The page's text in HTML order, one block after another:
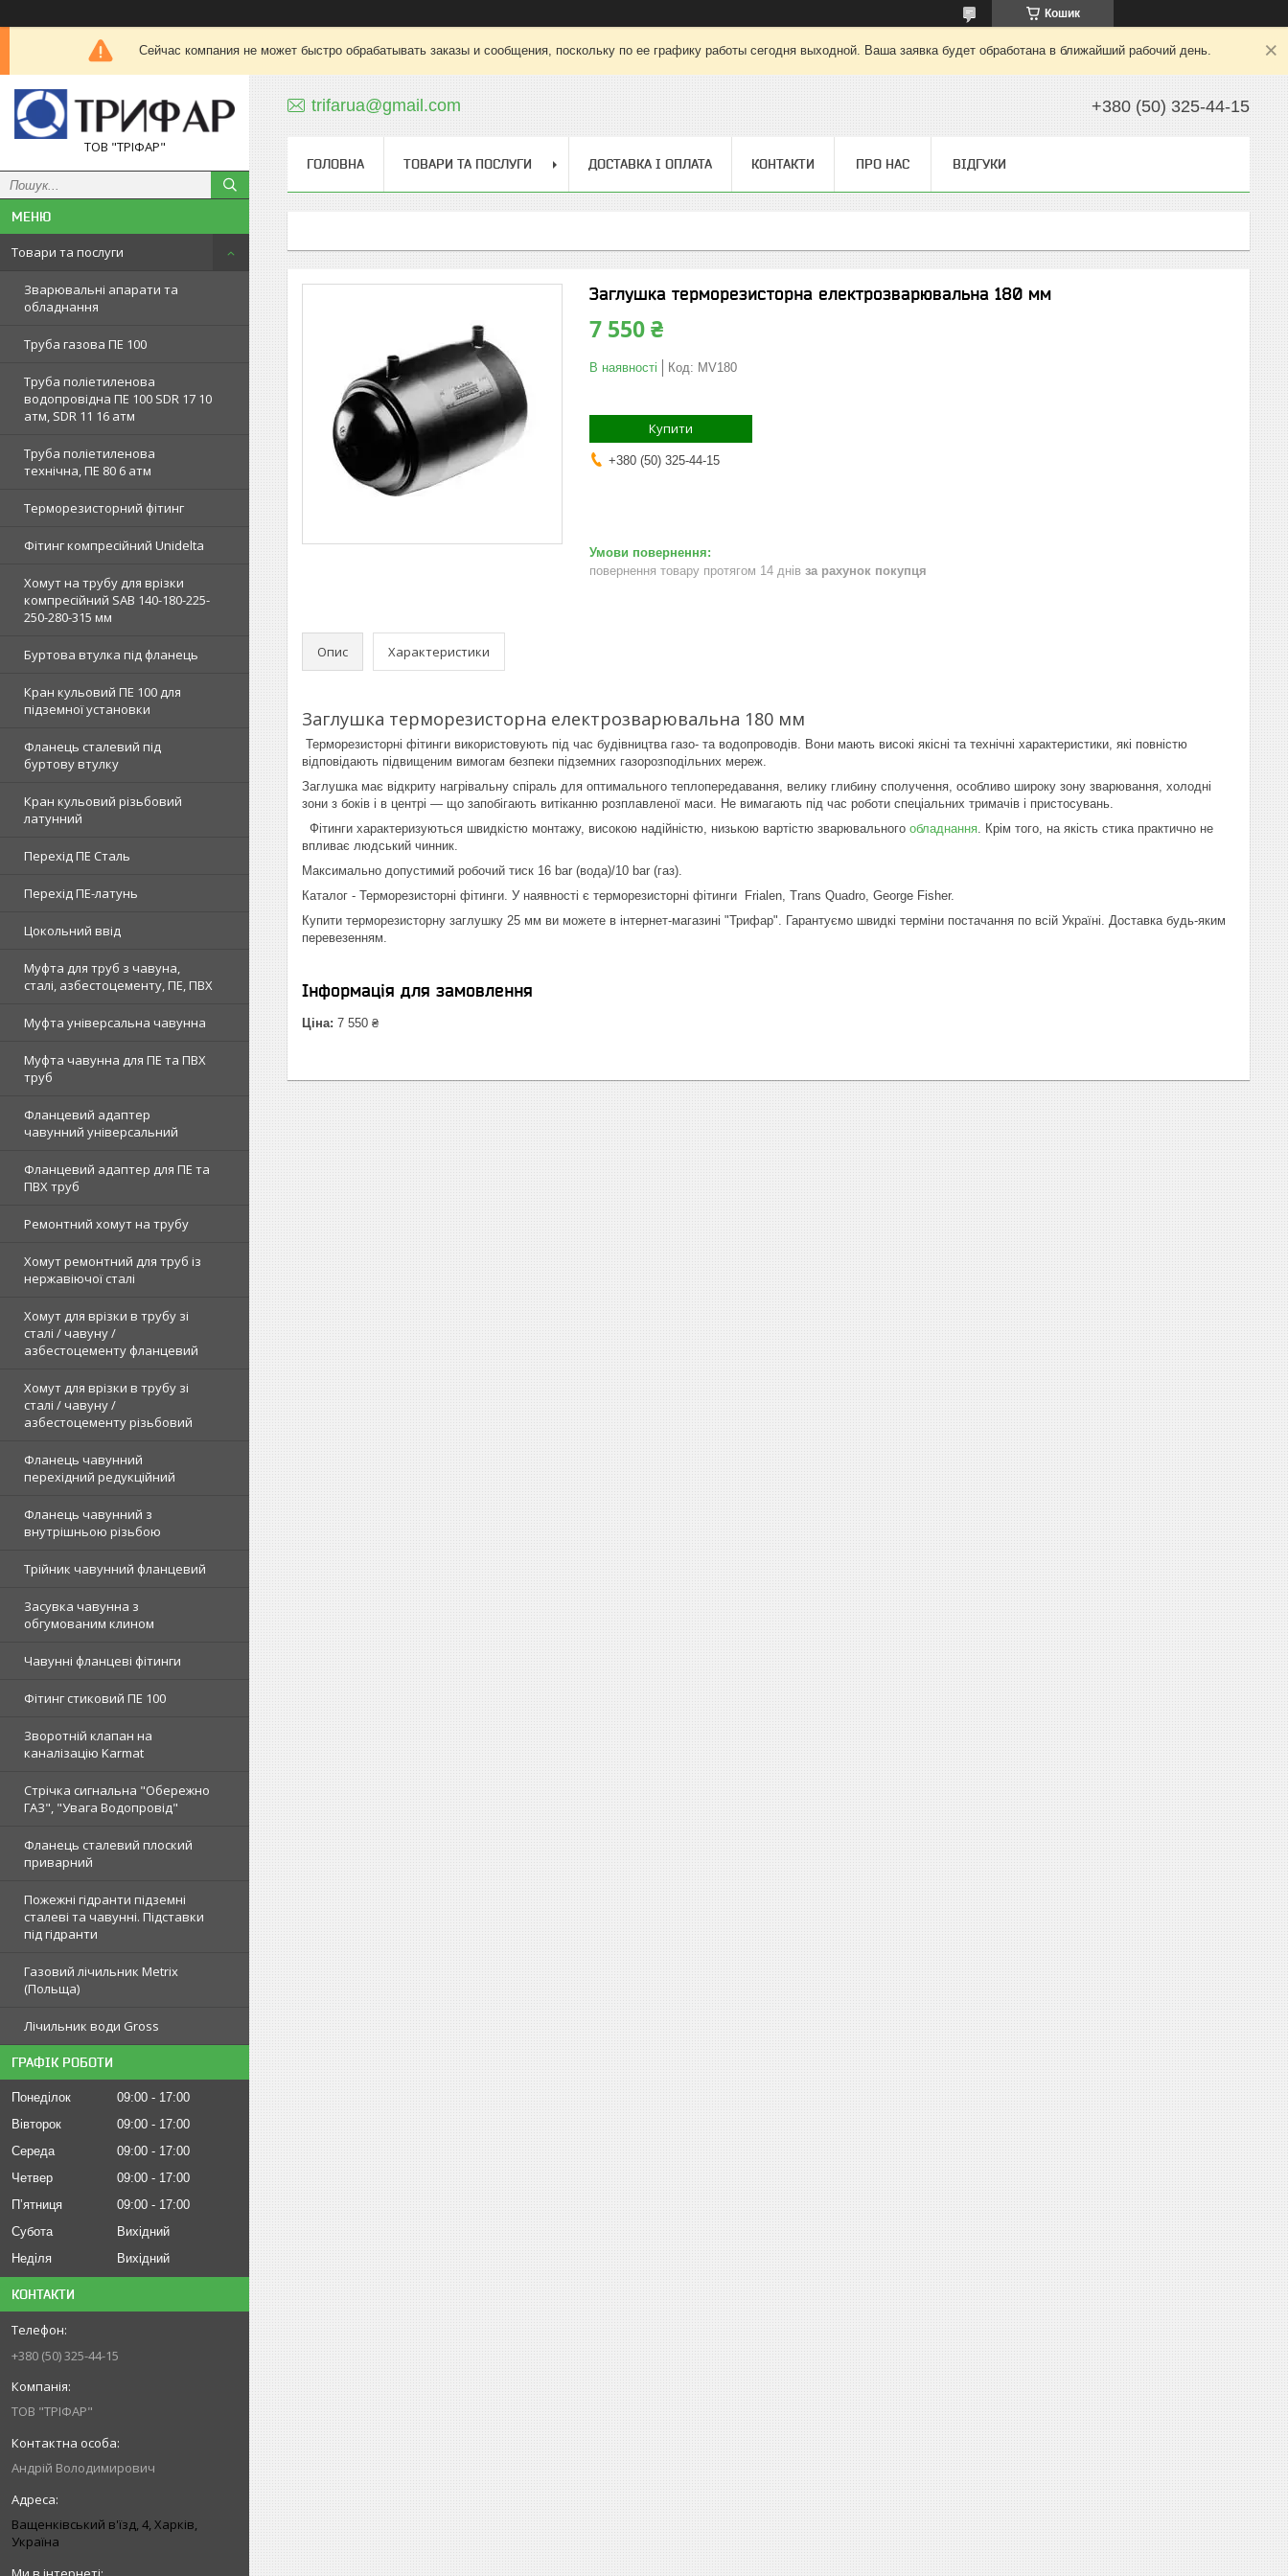
Кошик
Сейчас компания не может быстро обрабатывать заказы и сообщения, поскольку по ее графику работы сегодня выходной. Ваша заявка будет обработана в ближайший рабочий день.
ТОВ "ТРІФАР"
Товари та послуги
Зварювальні апарати та
обладнання
Труба газова ПЕ 100
Труба поліетиленова
водопровідна ПЕ 100 SDR 17 10
атм, SDR 11 16 атм
Труба поліетиленова
технічна, ПЕ 80 6 атм
Терморезисторний фітинг
Фітинг компресійний Unidelta
Хомут на трубу для врізки
компресійний SAB 140-180-225-
250-280-315 мм
Буртова втулка під фланець
Кран кульовий ПЕ 100 для
підземної установки
Фланець сталевий під
буртову втулку
Кран кульовий різьбовий
латунний
Перехід ПЕ Сталь
Перехід ПЕ-латунь
Цокольний ввід
Муфта для труб з чавуна,
сталі, азбестоцементу, ПЕ, ПВХ
Муфта універсальна чавунна
Муфта чавунна для ПЕ та ПВХ
труб
Фланцевий адаптер
чавунний універсальний
Фланцевий адаптер для ПЕ та
ПВХ труб
Ремонтний хомут на трубу
Хомут ремонтний для труб із
нержавіючої сталі
Хомут для врізки в трубу зі
сталі / чавуну /
азбестоцементу фланцевий
Хомут для врізки в трубу зі
сталі / чавуну /
азбестоцементу різьбовий
Фланець чавунний
перехідний редукційний
Фланець чавунний з
внутрішньою різьбою
Трійник чавунний фланцевий
Засувка чавунна з
обгумованим клином
Чавунні фланцеві фітинги
Фітинг стиковий ПЕ 100
Зворотній клапан на
каналізацію Karmat
Стрічка сигнальна "Обережно
ГАЗ", "Увага Водопровід"
Фланець сталевий плоский
приварний
Пожежні гідранти підземні
сталеві та чавунні. Підставки
під гідранти
Газовий лічильник Metrix
(Польща)
Лічильник води Gross
ГРАФІК РОБОТИ
Понеділок 09:00
17:00
Вівторок
09:00
17:00
Середа
09:00
17:00
Четвер
09:00
17:00
Пʼятниця
09:00
17:00
Субота
Вихідний
Неділя
Вихідний
КОНТАКТИ
+380 (50) 325-44-15
ТОВ "ТРІФАР"
Андрій Володимирович
Ващенківський в'їзд, 4, Харків,
Україна
trifarua@gmail.com +380 (50) 325-44-15
ГОЛОВНА ТОВАРИ ТА ПОСЛУГИ ДОСТАВКА І ОПЛАТА КОНТАКТИ ПРО НАС ВІДГУКИ
Заглушка терморезисторна електрозварювальна 180 мм
7 550 ₴
В наявності Код: MV180
Купити
+380 (50) 325-44-15
повернення товару протягом 14 днів за рахунок покупця
Опис Характеристики
Заглушка терморезисторна електрозварювальна 180 мм
Терморезисторні фітинги використовують під час будівництва газо- та водопроводів. Вони мають високі якісні та технічні характеристики, які повністю
відповідають підвищеним вимогам безпеки підземних газорозподільних мереж.
Заглушка має відкриту нагрівальну спіраль для оптимального теплопередавання, велику глибину сполучення, особливо широку зону зварювання, холодні
зони з боків і в центрі — що запобігають витіканню розплавленої маси. Не вимагають під час роботи спеціальних тримачів і пристосувань.
Фітинги характеризуються швидкістю монтажу, високою надійністю, низькою вартістю зварювального обладнання. Крім того, на якість стика практично не
впливає людський чинник.
Максимально допустимий робочий тиск 16 bar (вода)/10 bar (газ).
Каталог - Терморезисторні фітинги. У наявності є терморезисторні фітинги Frialen, Trans Quadro, George Fisher.
Купити терморезисторну заглушку 25 мм ви можете в інтернет-магазині "Трифар". Гарантуємо швидкі терміни постачання по всій Україні. Доставка будь-яким
перевезенням.
Інформація для замовлення
Ціна: 7 550 ₴